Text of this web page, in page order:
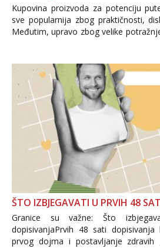
Kupovina proizvoda za potenciju
sve popularnija zbog praktičnosti,
Međutim, upravo zbog velike
i brojni krivotvoreni proizvodi,
ŠTO IZBJEGAVATI U PRVIH 48
Granice su važne: Što
dopisivanjaPrvih 48 sati
prvog dojma i postavljanje zdravih